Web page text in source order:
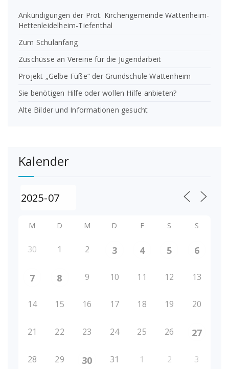
Ankündigungen der Prot. Kirchengemeinde Wattenheim-
Hettenleidelheim-Tiefenthal
Zum Schulanfang
Zuschüsse an Vereine für die Jugendarbeit
Projekt „Gelbe Füße“ der Grundschule Wattenheim
Sie benötigen Hilfe oder wollen Hilfe anbieten?
Alte Bilder und Informationen gesucht
Kalender
M D M D F S S
30 1 2 3 4 5 6
7 8 9 10 11 12 13
14 15 16 17 18 19 20
21 22 23 24 25 26 27
28 29 30 31 1 2 3